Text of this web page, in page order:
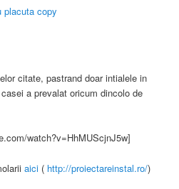
citate, pastrand doar intialele in
a prevalat oricum dincolo de
watch?v=HhMUScjnJ5w]
aici ( http://proiectareinstal.ro/)